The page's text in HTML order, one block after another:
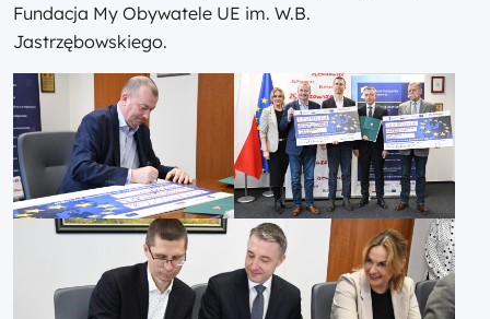
Fundacja My Obywatele UE im. W.B.
Jastrzębowskiego.